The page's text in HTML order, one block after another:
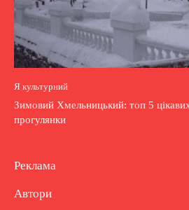
Я культурний
Зимовий Хмельницький: топ 5
прогулянки
Реклама
Автори